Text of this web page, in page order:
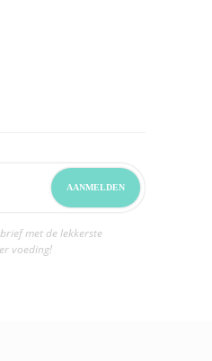
met de lekkerste
voeding!